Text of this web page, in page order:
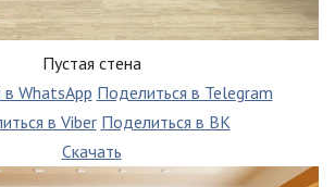
Пустая стена
WhatsApp Поделиться в Telegram
в Viber Поделиться в ВК
Скачать